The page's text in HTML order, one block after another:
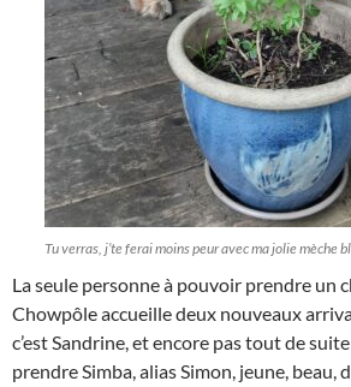
Tu verras, j’te ferai moins peur avec ma jolie mèche
La seule personne à pouvoir prendre un
Chowpôle accueille deux nouveaux
c’est Sandrine, et encore pas tout de
prendre Simba, alias Simon, jeune, beau,